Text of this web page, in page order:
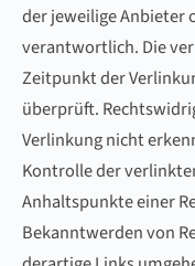
der jeweilige Anbieter
verantwortlich. Die
Zeitpunkt der
überprüft.
Verlinkung nicht
Kontrolle der
Anhaltspunkte einer
Bekanntwerden von